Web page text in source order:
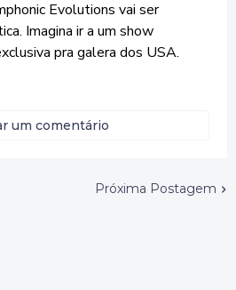
Evolutions vai ser
Imagina ir a um show
pra galera dos USA.
um comentário
Próxima Postagem